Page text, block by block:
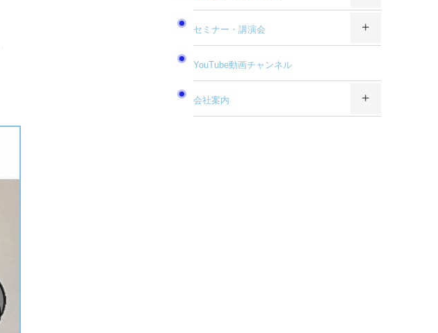
セミナー・講演会
YouTube動画チャンネル
会社案内